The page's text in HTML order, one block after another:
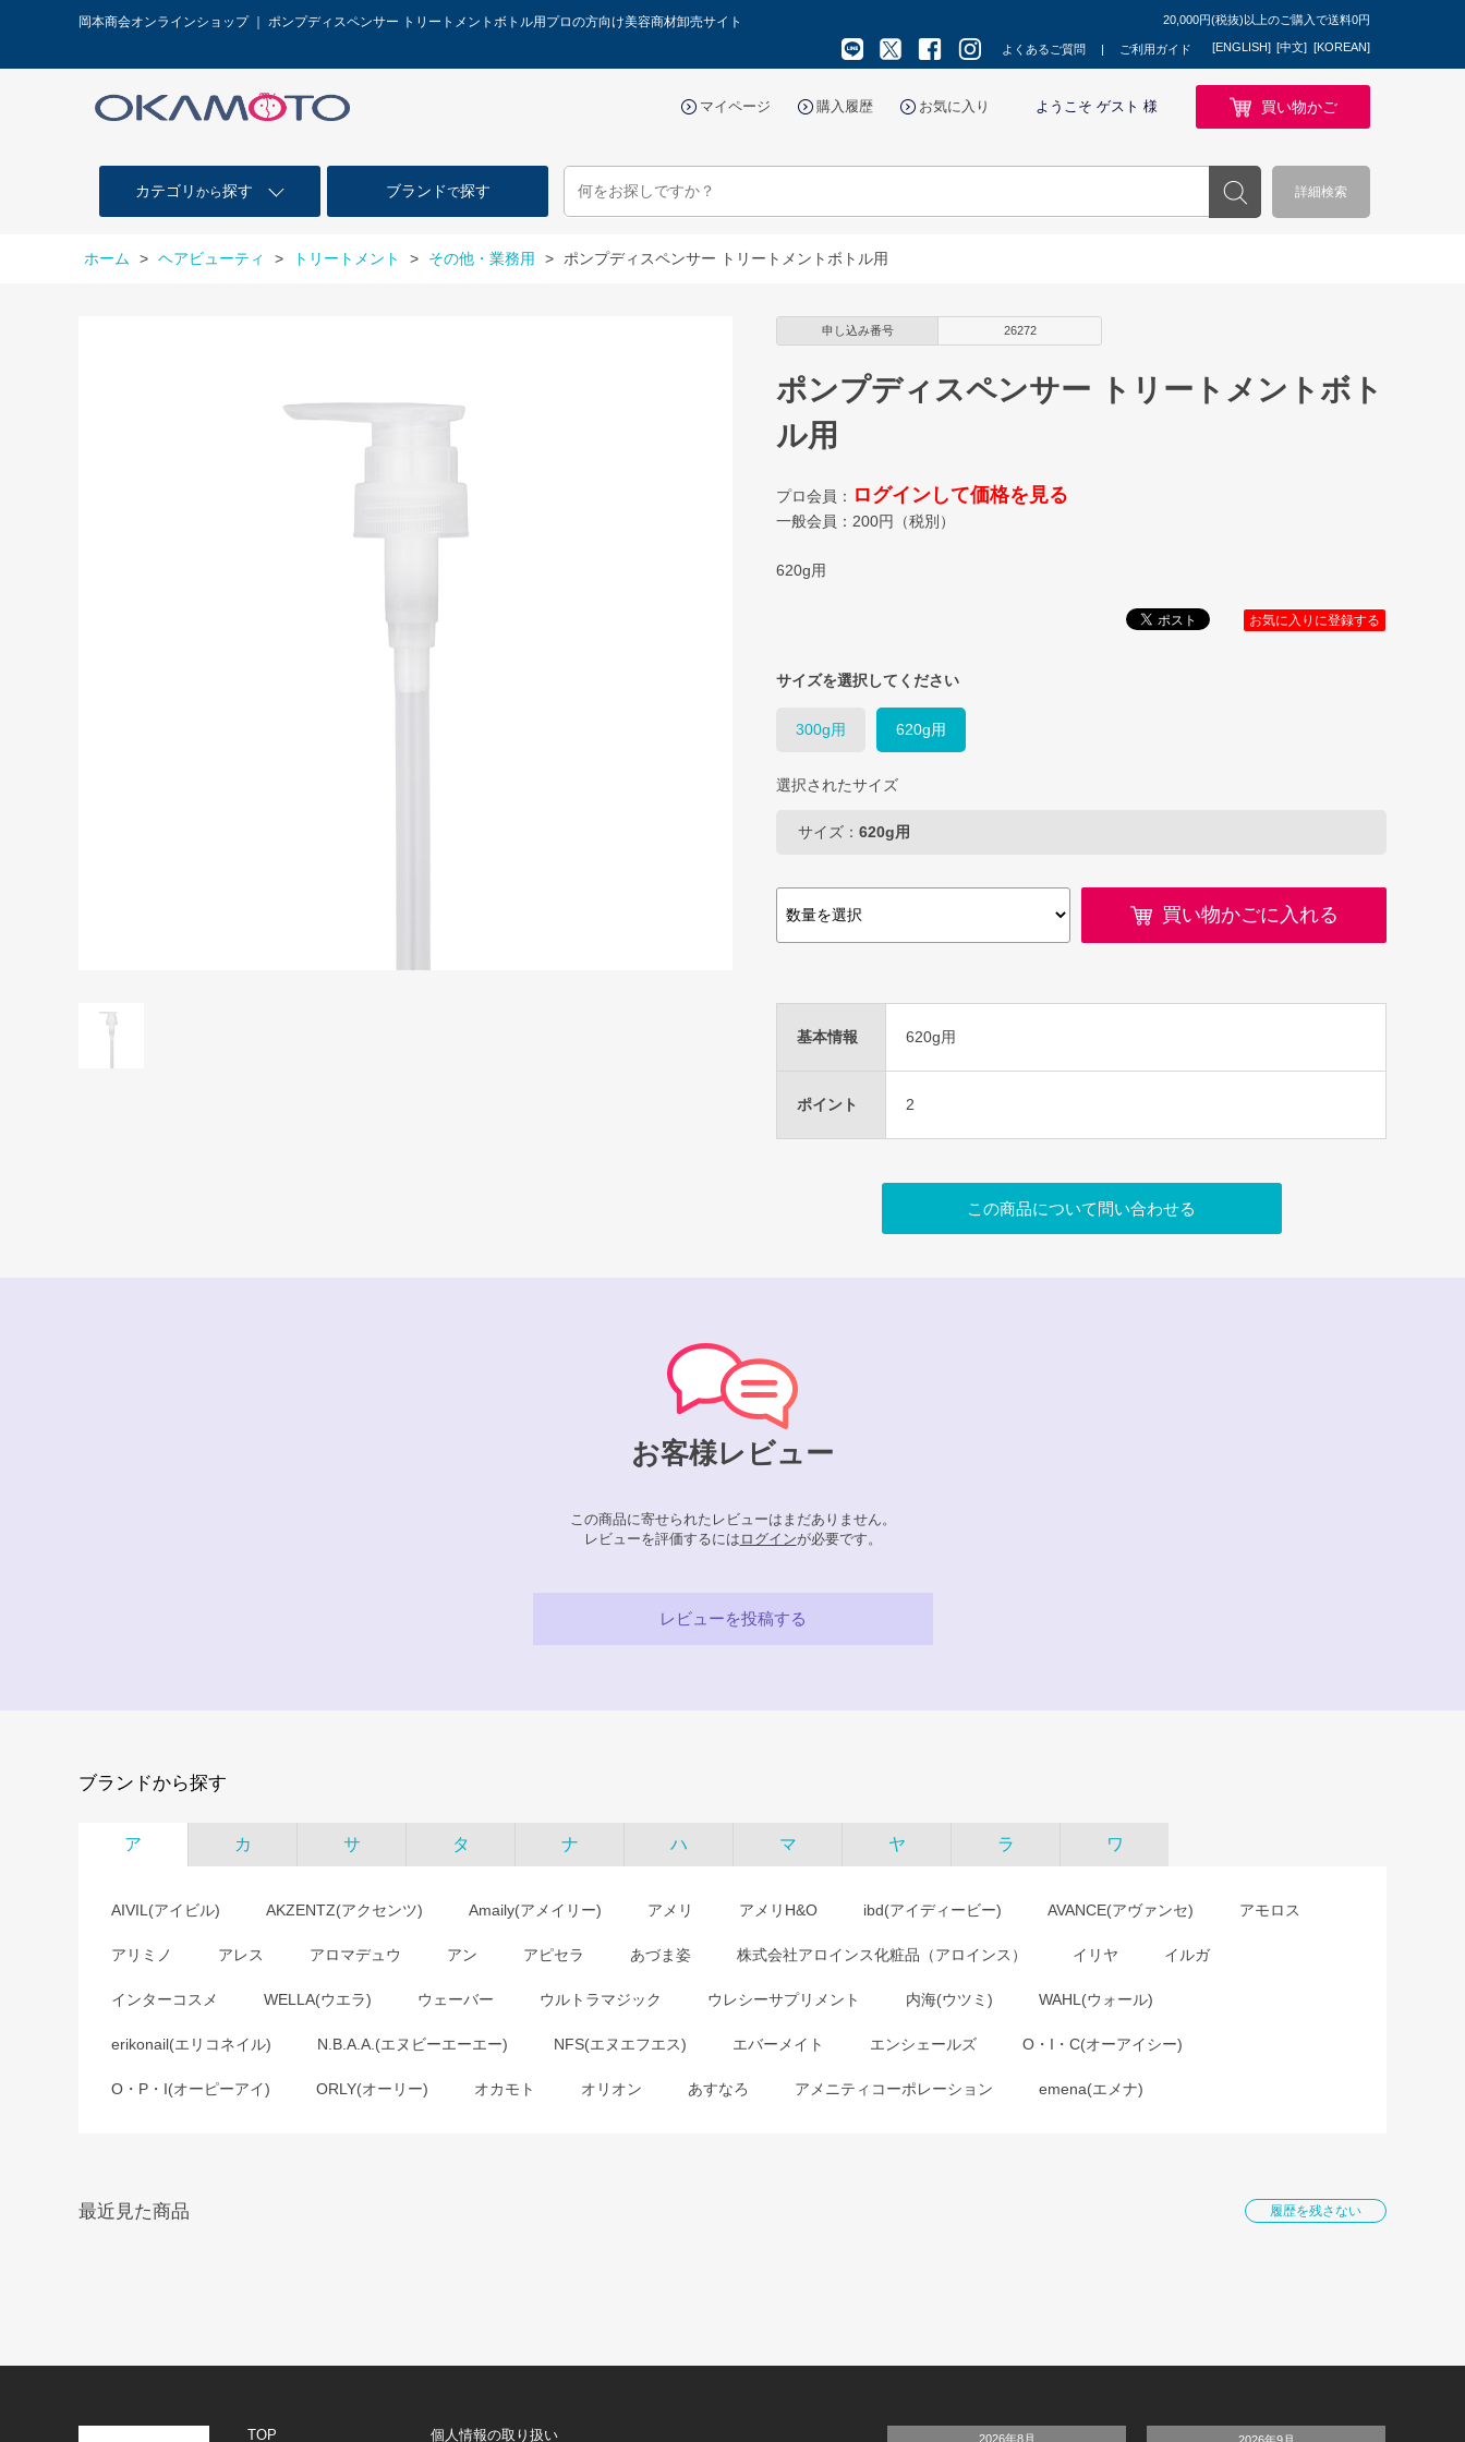
岡本商会オンラインショップ ｜ ポンプディスペンサー トリートメントボトル用プロの方向け美容商材卸売サイト 20,000円(税抜)以上のご購入で送料0円
よくあるご質問 ご利用ガイド [ENGLISH] [中文] [KOREAN]
マイページ 購入履歴 お気に入り ようこそ ゲスト 様 買い物かご
カテゴリ から探す ブランドで探す 詳細検索
ホーム > ヘアビューティ > トリートメント > その他・業務用 > ポンプディスペンサー トリートメントボトル用
申し込み番号 26272
ポンプディスペンサー トリートメントボト
ル用
プロ会員： ログインして価格を見る
一般会員： 200円（税別）
620g用
お気に入りに登録する
サイズを選択してください
300g用 620g用
選択されたサイズ
サイズ： 620g用
買い物かごに入れる
基本情報 620g用
ポイント 2
この商品について問い合わせる
お客様レビュー
この商品に寄せられたレビューはまだありません。
レビューを評価するには ログインが必要です。
レビューを投稿する
ブランドから探す
ア カ サ タ ナ ハ マ ヤ ラ ワ
AIVIL(アイビル) AKZENTZ(アクセンツ) Amaily(アメイリー) アメリ アメリH&O ibd(アイディービー) AVANCE(アヴァンセ) アモロス
アリミノ アレス アロマデュウ アン アピセラ あづま姿 株式会社アロインス化粧品（アロインス） イリヤ イルガ
インターコスメ WELLA(ウエラ) ウェーバー ウルトラマジック ウレシーサプリメント 内海(ウツミ) WAHL(ウォール)
erikonail(エリコネイル) N.B.A.A.(エヌビーエーエー) NFS(エヌエフエス) エバーメイト エンシェールズ O・I・C(オーアイシー)
O・P・I(オーピーアイ) ORLY(オーリー) オカモト オリオン あすなろ アメニティコーポレーション emena(エメナ)
最近見た商品 履歴を残さない
TOP 個人情報の取り扱い 2026年8月